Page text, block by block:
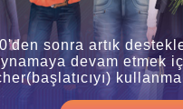
sonra artık
devam etmek